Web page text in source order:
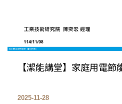
【潔能講堂】家庭用電節
2025-11-28